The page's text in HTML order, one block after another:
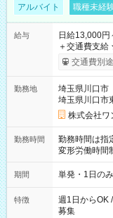
アルバイト 職種未経
給与
日給13,000円
＋交通費支給 ★交通費全額支給！ ┗案件により規定あり ★日払
いOK！（規
ンビニATMから
交通費別
勤務地
埼玉県川口市
埼玉県川口市
株式会社ワ
勤務時間
勤務時間は指
変形労働時間制 想定
～21：00
期間 単発・1日の
特徴
週1日からOK
募集